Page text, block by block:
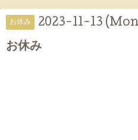
お休み 2023-11-13
お休み